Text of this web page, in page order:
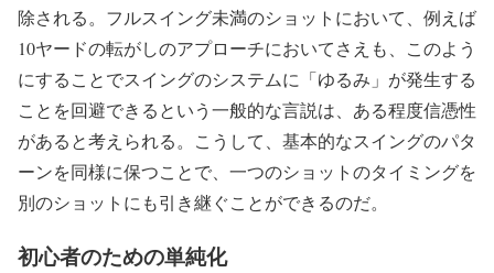
除される。フルスイング未満のショットにおいて、例えば
10ヤードの転がしのアプローチにおいてさえも、このよう
にすることでスイングのシステムに「ゆるみ」が発生する
ことを回避できるという一般的な言説は、ある程度信憑性
があると考えられる。こうして、基本的なスイングのパタ
ーンを同様に保つことで、一つのショットのタイミングを
別のショットにも引き継ぐことができるのだ。
初心者のための単純化